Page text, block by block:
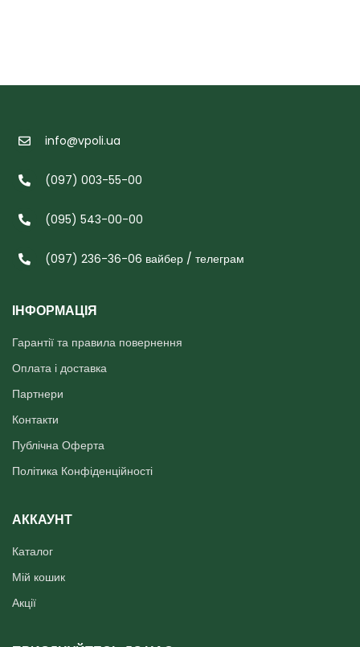
info@vpoli.ua
(097) 003-55-00
(095) 543-00-00
(097) 236-36-06 вайбер / телеграм
ІНФОРМАЦІЯ
Гарантії та правила повернення
Оплата і доставка
Партнери
Контакти
Публічна Оферта
Політика Конфіденційності
АККАУНТ
Каталог
Мій кошик
Акції